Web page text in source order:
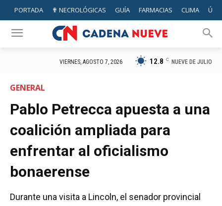
PORTADA ✟ NECROLÓGICAS GUÍA FARMACIAS CLIMA
VIERNES, AGOSTO 7, 2026 12.8 C NUEVE DE JULIO
GENERAL
Pablo Petrecca apuesta a una
coalición ampliada para
enfrentar al oficialismo
bonaerense
Durante una visita a Lincoln, el senador provincial